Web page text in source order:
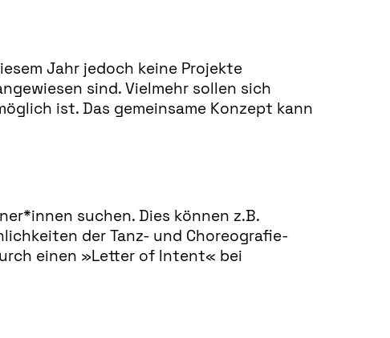
Jahr jedoch keine Projekte
sind. Vielmehr sollen sich
ist. Das gemeinsame Konzept kann
suchen. Dies können z.B.
der Tanz- und Choreografie-
einen »Letter of Intent« bei